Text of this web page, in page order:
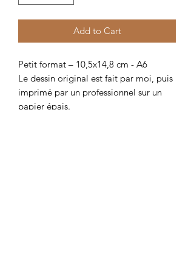
Add to Cart
Petit format – 10,5x14,8 cm - A6
Le dessin original est fait par moi, puis
imprimé par un professionnel sur un
papier épais.